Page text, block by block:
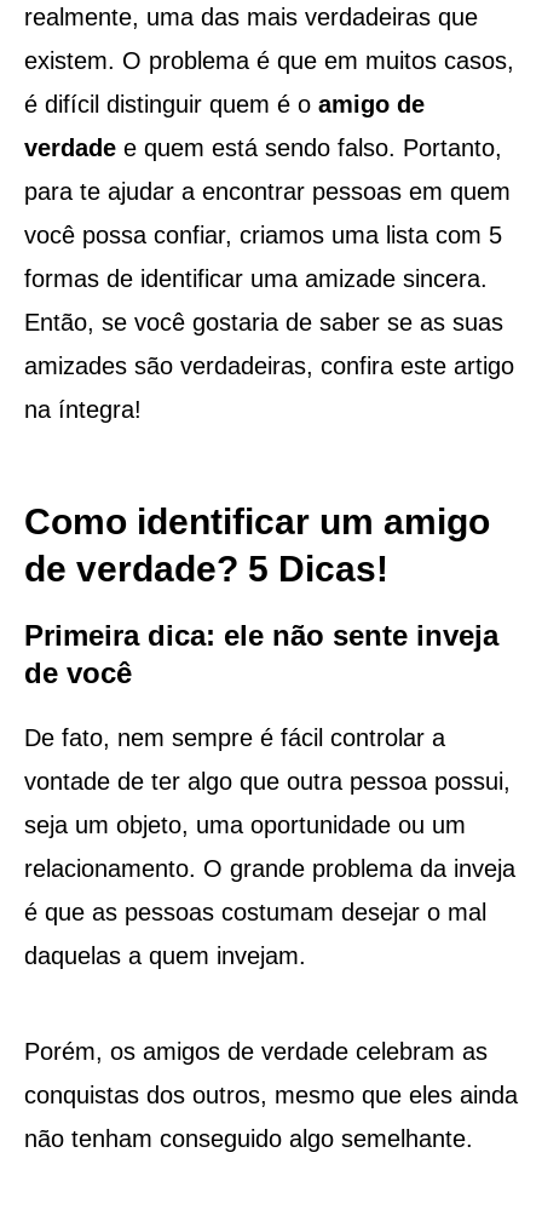
realmente, uma das mais verdadeiras que
existem. O problema é que em muitos casos,
é difícil distinguir quem é oamigo de
verdadee quem está sendo falso. Portanto,
para te ajudar a encontrar pessoas em quem
você possa confiar, criamos uma lista com 5
formas de identificar uma amizade sincera.
Então, se você gostaria de saber se as suas
amizades são verdadeiras, confira este artigo
na íntegra!
Como identificar um amigo
de verdade? 5 Dicas!
Primeira dica: ele não sente inveja
de você
De fato, nem sempre é fácil controlar a
vontade de ter algo que outra pessoa possui,
seja um objeto, uma oportunidade ou um
relacionamento. O grande problema da inveja
é que as pessoas costumam desejar o mal
daquelas a quem invejam.
Porém, os amigos de verdade celebram as
conquistas dos outros, mesmo que eles ainda
não tenham conseguido algo semelhante.